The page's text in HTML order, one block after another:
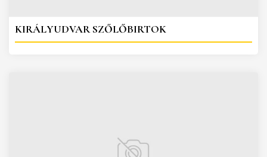
KIRÁLYUDVAR SZŐLŐBIRTOK